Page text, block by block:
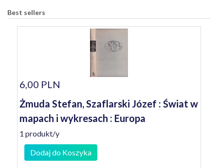
Best sellers
6,00 PLN
Żmuda Stefan, Szaflarski Józef : Świat w
mapach i wykresach : Europa
1 produkt/y
Dodaj do Koszyka